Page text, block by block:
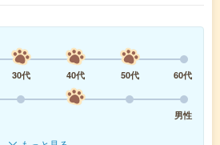
30代 40代 50代
60代
男性